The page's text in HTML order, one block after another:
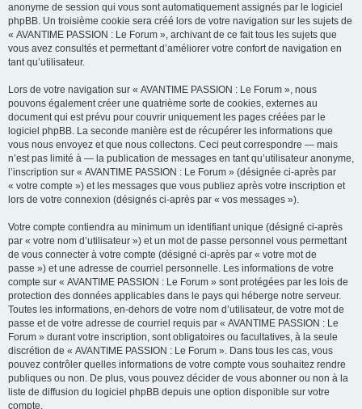
anonyme de session qui vous sont automatiquement assignés par le logiciel
phpBB. Un troisième cookie sera créé lors de votre navigation sur les sujets de
« AVANTIME PASSION : Le Forum », archivant de ce fait tous les sujets que
vous avez consultés et permettant d’améliorer votre confort de navigation en
tant qu’utilisateur.
Lors de votre navigation sur « AVANTIME PASSION : Le Forum », nous
pouvons également créer une quatrième sorte de cookies, externes au
document qui est prévu pour couvrir uniquement les pages créées par le
logiciel phpBB. La seconde manière est de récupérer les informations que
vous nous envoyez et que nous collectons. Ceci peut correspondre — mais
n’est pas limité à — la publication de messages en tant qu’utilisateur anonyme,
l’inscription sur « AVANTIME PASSION : Le Forum » (désignée ci-après par
« votre compte ») et les messages que vous publiez après votre inscription et
lors de votre connexion (désignés ci-après par « vos messages »).
Votre compte contiendra au minimum un identifiant unique (désigné ci-après
par « votre nom d’utilisateur ») et un mot de passe personnel vous permettant
de vous connecter à votre compte (désigné ci-après par « votre mot de
passe ») et une adresse de courriel personnelle. Les informations de votre
compte sur « AVANTIME PASSION : Le Forum » sont protégées par les lois de
protection des données applicables dans le pays qui héberge notre serveur.
Toutes les informations, en-dehors de votre nom d’utilisateur, de votre mot de
passe et de votre adresse de courriel requis par « AVANTIME PASSION : Le
Forum » durant votre inscription, sont obligatoires ou facultatives, à la seule
discrétion de « AVANTIME PASSION : Le Forum ». Dans tous les cas, vous
pouvez contrôler quelles informations de votre compte vous souhaitez rendre
publiques ou non. De plus, vous pouvez décider de vous abonner ou non à la
liste de diffusion du logiciel phpBB depuis une option disponible sur votre
compte.